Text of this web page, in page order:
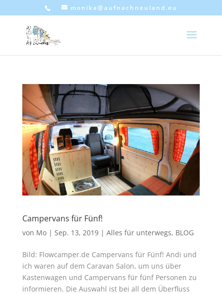
monika@aufnachneuland.eu
Campervans für Fünf!
von Mo| Sep. 13, 2019| Alles für unterwegs, BLOG
Bild: Flowcamper.de Campervans für Fünf! Andi und
ich waren auf dem Caravan Salon, um uns über
Kastenwagen und Campervans für fünf Personen zu
informieren. Die Auswahl ist bei all dem Überfluss